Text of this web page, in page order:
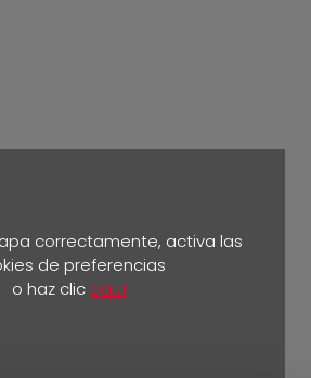
correctamente, activa las
de preferencias
o haz clic aquí